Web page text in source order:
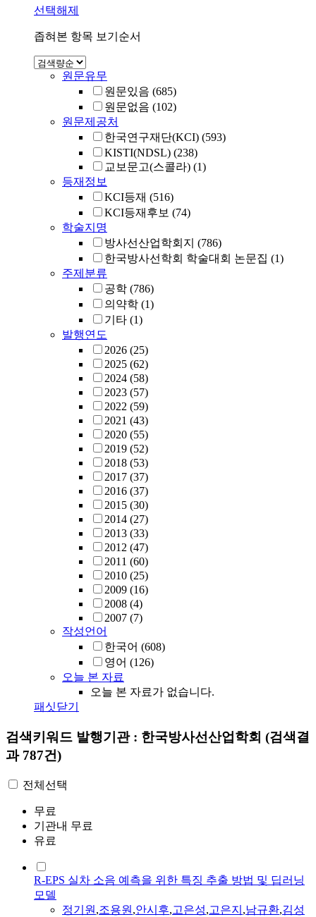
선택해제
좁혀본 항목 보기순서
원문유무
원문있음 (685)
원문없음 (102)
원문제공처
한국연구재단(KCI) (593)
KISTI(NDSL) (238)
교보문고(스콜라) (1)
등재정보
KCI등재 (516)
KCI등재후보 (74)
학술지명
방사선산업학회지 (786)
한국방사선학회 학술대회 논문집 (1)
주제분류
공학 (786)
의약학 (1)
기타 (1)
발행연도
2026 (25)
2025 (62)
2024 (58)
2023 (57)
2022 (59)
2021 (43)
2020 (55)
2019 (52)
2018 (53)
2017 (37)
2016 (37)
2015 (30)
2014 (27)
2013 (33)
2012 (47)
2011 (60)
2010 (25)
2009 (16)
2008 (4)
2007 (7)
작성언어
한국어 (608)
영어 (126)
오늘 본 자료
오늘 본 자료가 없습니다.
패싯닫기
검색키워드 발행기관 : 한국방사선산업학회 (검색결
과 787건)
전체선택
무료
기관내 무료
유료
R-EPS 실차 소음 예측을 위한 특징 추출 방법 및 딥러닝
모델
정기원,조용원,안시후,고은성,고은지 ,남규환,김성